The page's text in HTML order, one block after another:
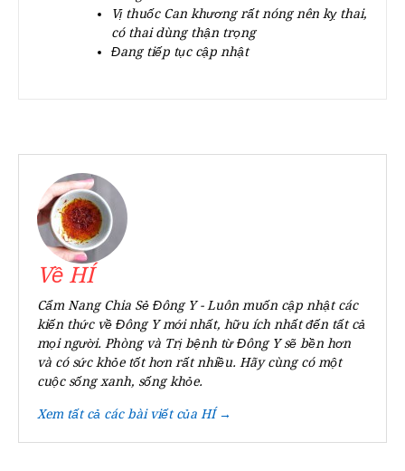
Vị thuốc Can khương rất nóng nên kỵ thai,
có thai dùng thận trọng
Đang tiếp tục cập nhật
Về HÍ
Cẩm Nang Chia Sẻ Đông Y - Luôn muốn cập nhật các
kiến thức về Đông Y mới nhất, hữu ích nhất đến tất cả
mọi người. Phòng và Trị bệnh từ Đông Y sẽ bền hơn
và có sức khỏe tốt hơn rất nhiều. Hãy cùng có một
cuộc sống xanh, sống khỏe.
Xem tất cả các bài viết của HÍ →